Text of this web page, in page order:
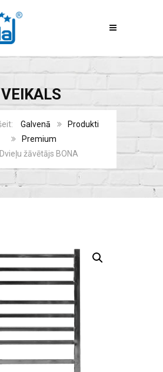
VEIKALS
Galvenā
Produkti
Premium
Dvieļu žāvētājs BONA